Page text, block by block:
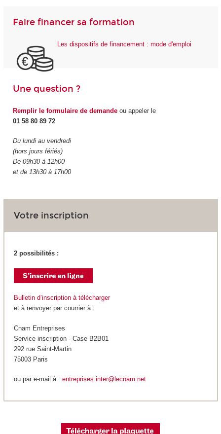
Faire financer sa formation
Les dispositifs de financement : mode d'emploi
Une question ?
Remplir le formulaire de demandeou appeler le
01 58 80 89 72
Du lundi au vendredi
(hors jours fériés)
De 09h30 à 12h00
et de 13h30 à 17h00
Votre inscription
2 possibilités :
Bulletin d’inscription à télécharger
et à renvoyer par courrier à :
Cnam Entreprises
Service inscription - Case B2B01
292 rue Saint-Martin
75003 Paris
ou par e-mail à : entreprises.inter@lecnam.net